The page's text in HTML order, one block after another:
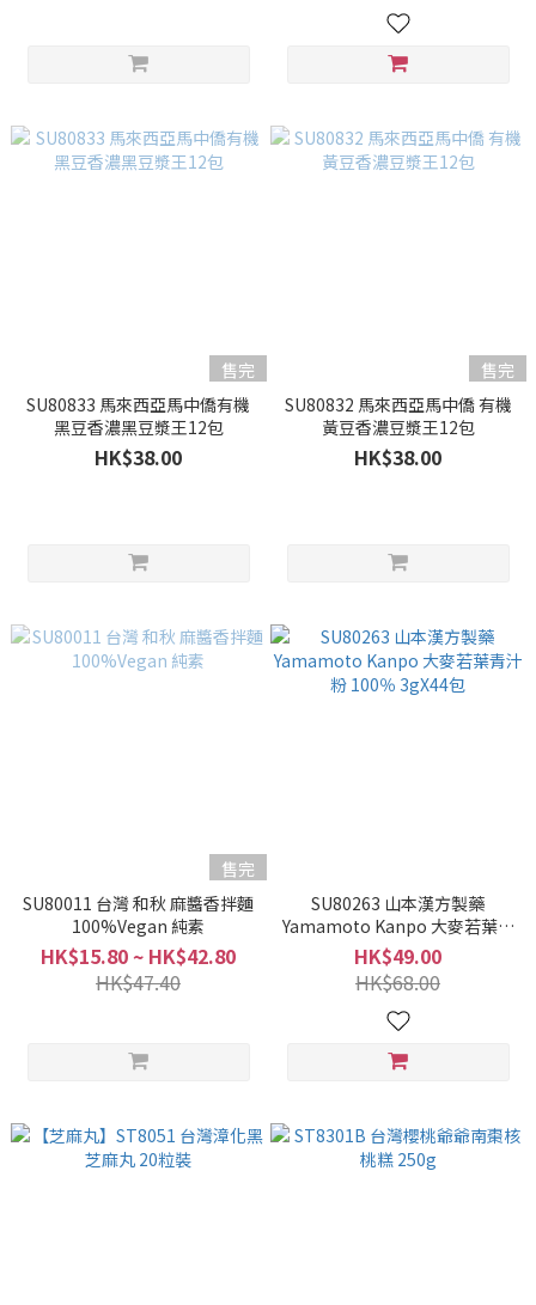
售完
SU80833 馬來西亞馬中僑有機
黑豆香濃黑豆漿王12包
HK$38.00
售完
SU80832 馬來西亞馬中僑 有機
黃豆香濃豆漿王12包
HK$38.00
售完
SU80011 台灣 和秋 麻醬香拌麵
100%Vegan 純素
HK$15.80 ~ HK$42.80
HK$47.40
SU80263 山本漢方製藥
Yamamoto Kanpo 大麥若葉青
汁粉 100％ 3gX44包
HK$49.00
HK$68.00